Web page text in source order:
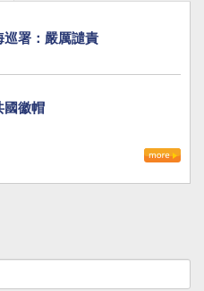
巡署：嚴厲譴責
國徽帽